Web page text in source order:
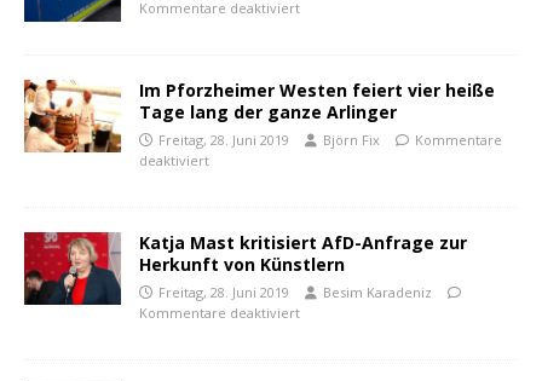
Kommentare deaktiviert
Im Pforzheimer Westen feiert vier heiße
Tage lang der ganze Arlinger
Freitag, 28. Juni 2019 Björn Fix
Kommentare
deaktiviert
Katja Mast kritisiert AfD-Anfrage zur
Herkunft von Künstlern
Freitag, 28. Juni 2019
Besim Karadeniz
Kommentare deaktiviert